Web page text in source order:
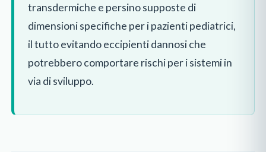
transdermiche e persino supposte di
dimensioni specifiche per i pazienti pediatrici,
il tutto evitando eccipienti dannosi che
potrebbero comportare rischi per i sistemi in
via di sviluppo.